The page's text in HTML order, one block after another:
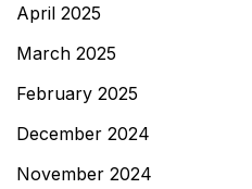
April 2025
March 2025
February 2025
December 2024
November 2024